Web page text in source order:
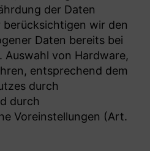
der Daten
wir den
Daten bereits bei
von Hardware,
entsprechend dem
durch
durch
Voreinstellungen (Art.